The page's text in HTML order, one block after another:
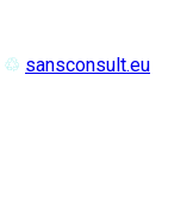
♲ sansconsult.eu